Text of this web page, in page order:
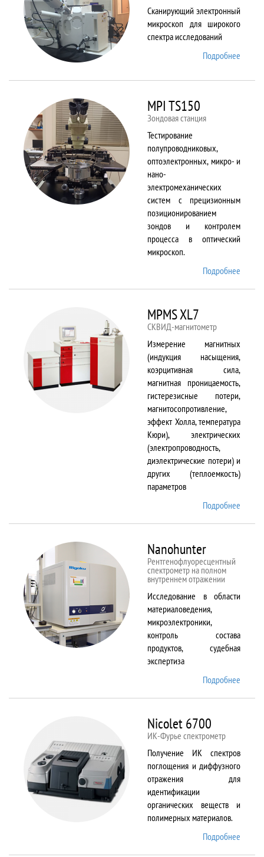
Сканирующий электронный
микроскоп для широкого
спектра исследований
Подробнее
MPI TS150
Зондовая станция
Тестирование
полупроводниковых,
оптоэлектронных, микро- и
нано-
электромеханических
систем с прецизионным
позиционированием
зондов и контролем
процесса в оптический
микроскоп.
Подробнее
MPMS XL7
СКВИД-магнитометр
Измерение магнитных
(индукция насыщения,
коэрцитивная сила,
магнитная проницаемость,
гистерезисные потери,
магнитосопротивление,
эффект Холла, температура
Кюри), электрических
(электропроводность,
диэлектрические потери) и
других (теплоемкость)
параметров
Подробнее
Nanohunter
Рентгенофлуоресцентный
спектрометр на полном
внутреннем отражении
Исследование в области
материаловедения,
микроэлектроники,
контроль состава
продуктов, судебная
экспертиза
Подробнее
Nicolet 6700
ИК-Фурье спектрометр
Получение ИК спектров
поглощения и диффузного
отражения для
идентификации
органических веществ и
полимерных материалов.
Подробнее